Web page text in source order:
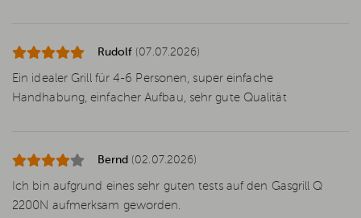
Rudolf (07.07.2026)
Ein idealer Grill für 4-6 Personen, super einfache
Handhabung, einfacher Aufbau, sehr gute Qualität
Bernd (02.07.2026)
Ich bin aufgrund eines sehr guten tests auf den Gasgrill Q
2200N aufmerksam geworden.